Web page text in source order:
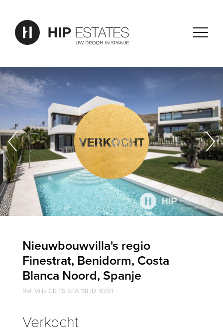
Nieuwbouwvilla's regio
Finestrat, Benidorm, Costa
Blanca Noord, Spanje
Ref. Villa CB ES SEA 118 ID: 8251
Verkocht